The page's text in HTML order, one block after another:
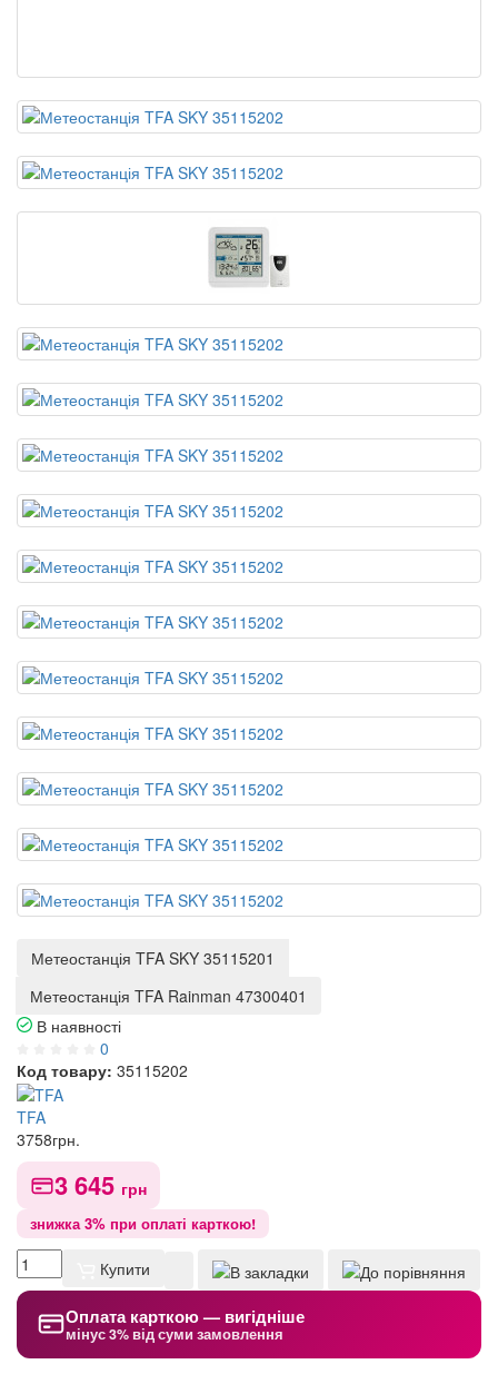
Метеостанція TFA SKY 35115201
Метеостанція TFA Rainman 47300401
В наявності
0
Код товару: 35115202
TFA
3758грн.
3 645 грн
знижка 3% при оплаті карткою!
Купити
Оплата карткою — вигідніше
мінус 3% від суми замовлення